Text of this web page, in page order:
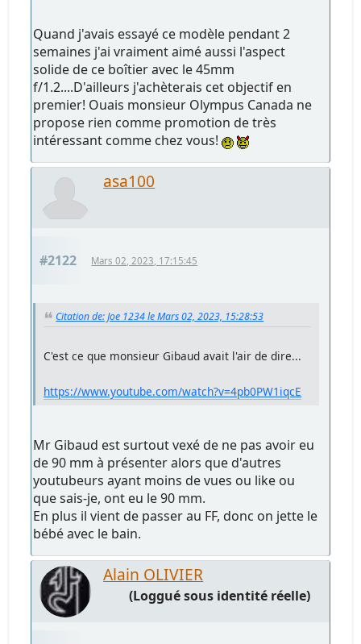
Quand j'avais essayé ce modèle pendant 2
semaines j'ai vraiment aimé aussi l'aspect
solide de ce boîtier avec le 45mm
f/1.2....D'ailleurs j'achèterais cet objectif en
premier! Ouais monsieur Olympus Canada ne
propose rien comme promotion de très
intéressant comme chez vous!
asa100
#2122 Mars 02, 2023, 17:15:45
Citation de: Joe 1234 le Mars 02, 2023, 15:28:53
C'est ce que monsieur Gibaud avait l'air de dire...
https://www.youtube.com/watch?v=4pb0PW1iqcE
Mr Gibaud est surtout vexé de ne pas avoir eu
de 90 mm à présenter alors que d'autres
youtubeurs ayant moins de vues ou like ou
que sais-je, ont eu le 90 mm.
En plus il vient de passer au FF, donc on jette le
bébé avec le bain.
Alain OLIVIER
(Loggué sous identité réelle)